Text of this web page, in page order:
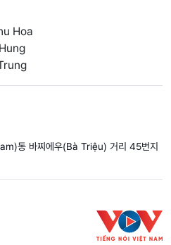
Hoa
동 바찌에우(Bà Triệu) 거리 45번지